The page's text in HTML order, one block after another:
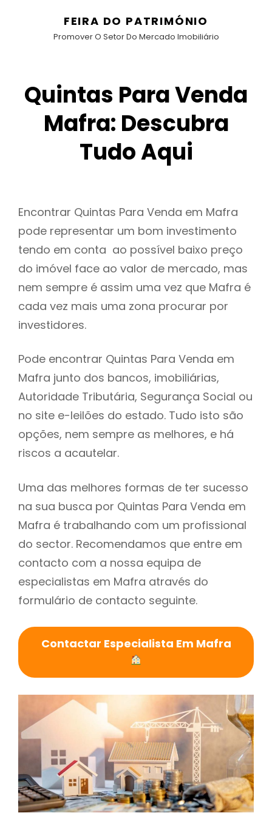
FEIRA DO PATRIMÓNIO
Promover O Setor Do Mercado Imobiliário
Quintas Para Venda
Mafra: Descubra
Tudo Aqui
Encontrar Quintas Para Venda em Mafra
pode representar um bom investimento
tendo em conta ao possível baixo preço
do imóvel face ao valor de mercado, mas
nem sempre é assim uma vez que Mafra é
cada vez mais uma zona procurar por
investidores.
Pode encontrar Quintas Para Venda em
Mafra junto dos bancos, imobiliárias,
Autoridade Tributária, Segurança Social ou
no site e-leilões do estado. Tudo isto são
opções, nem sempre as melhores, e há
riscos a acautelar.
Uma das melhores formas de ter sucesso
na sua busca por Quintas Para Venda em
Mafra é trabalhando com um profissional
do sector. Recomendamos que entre em
contacto com a nossa equipa de
especialistas em Mafra através do
formulário de contacto seguinte.
Contactar Especialista Em Mafra